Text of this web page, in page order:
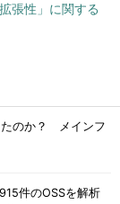
張性」に関する
たのか？ メインフ
件のOSSを解析